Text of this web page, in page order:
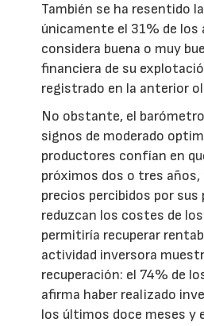
También se ha resentido
únicamente el 31% de
considera buena o muy
financiera de su
registrado en la anterior
No obstante, el
signos de moderado
productores confían en
próximos dos o tres años,
precios percibidos por sus
reduzcan los costes de
permitiría recuperar
actividad inversora
recuperación: el 74% de
afirma haber realizado
los últimos doce meses y